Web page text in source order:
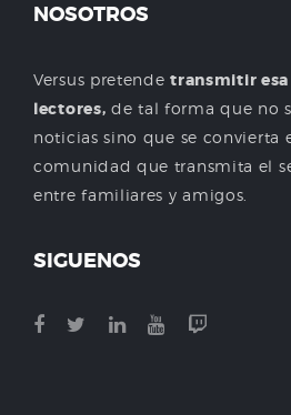
NOSOTROS
Versus pretendetransmitir
lectores, de tal forma que no
noticias sino que se convierta
comunidad que transmita el
entre familiares y amigos.
SIGUENOS